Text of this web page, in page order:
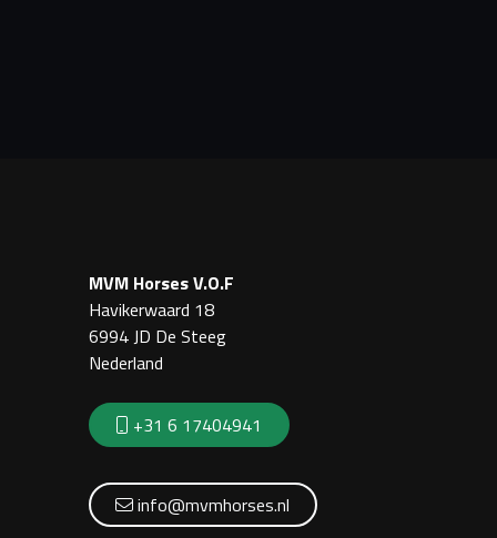
MVM Horses V.O.F
Havikerwaard 18
6994 JD De Steeg
Nederland
+31 6 17404941
info@mvmhorses.nl